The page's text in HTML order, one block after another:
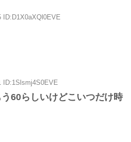
ID:D1X0aXQl0EVE
ID:1Slsmj4S0EVE
60らしいけどこいつだけ時